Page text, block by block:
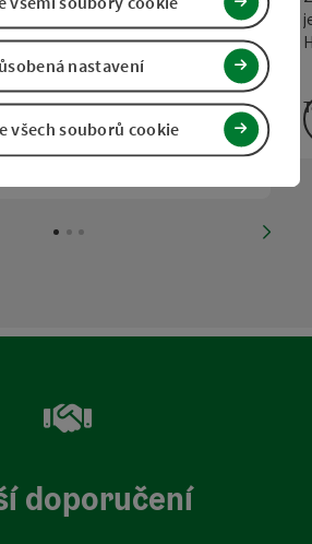
jeho kráse. Ať už na závodním kole
nebo na horském…
- 31.10.2026
doporučení
všech souborů cookie
nastavení